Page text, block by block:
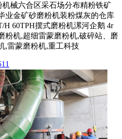
械六合区采石场分布精粉铁矿
业金矿砂磨粉机装粉煤灰的仓库
H 60TPH摆式磨粉机漯河企鹅 4r
粉机,超细雷蒙磨粉机,破碎站、磨
,雷蒙磨粉机,重工科技